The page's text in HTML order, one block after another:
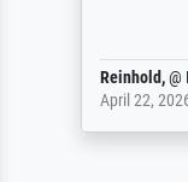
Reinhold,@
April 22,